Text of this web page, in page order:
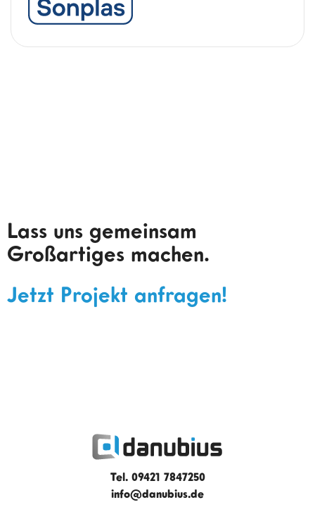
Lass uns gemeinsam
Großartiges machen.
Jetzt Projekt anfragen!
Tel. 09421 7847250
info@danubius.de